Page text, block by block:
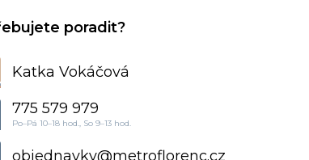
Katka Vokáčová
objednavky@metroflorenc.cz
775 579 979